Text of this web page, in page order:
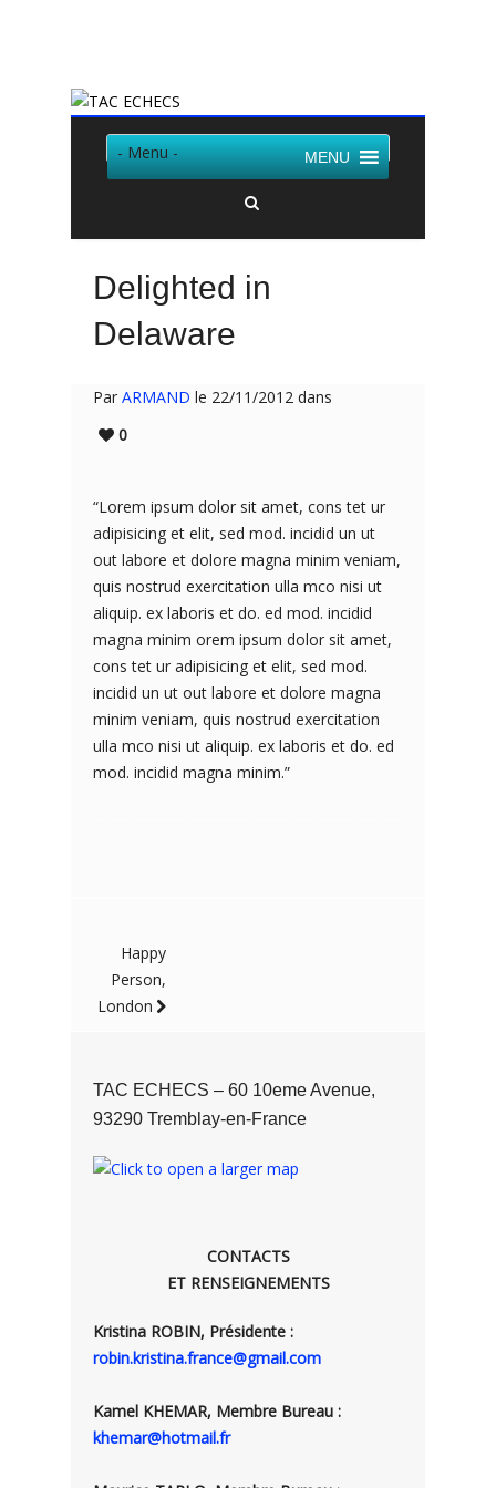
- Menu - MENU
Delighted in
Delaware
Par ARMAND le 22/11/2012 dans
0
“Lorem ipsum dolor sit amet, cons tet ur
adipisicing et elit, sed mod. incidid un ut
out labore et dolore magna minim veniam,
quis nostrud exercitation ulla mco nisi ut
aliquip. ex laboris et do. ed mod. incidid
magna minim orem ipsum dolor sit amet,
cons tet ur adipisicing et elit, sed mod.
incidid un ut out labore et dolore magna
minim veniam, quis nostrud exercitation
ulla mco nisi ut aliquip. ex laboris et do. ed
mod. incidid magna minim.”
Happy
Person,
London
TAC ECHECS – 60 10eme Avenue,
93290 Tremblay-en-France
CONTACTS
ET RENSEIGNEMENTS
Kristina ROBIN, Présidente :
robin.kristina.france@gmail.com
Kamel KHEMAR, Membre Bureau :
khemar@hotmail.fr